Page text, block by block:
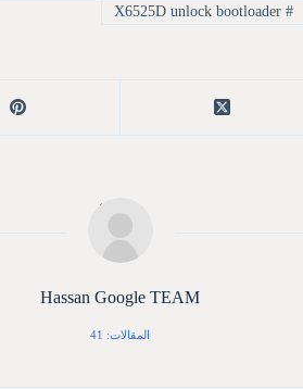
#
X6525D unlock bootloader
Hassan Google TEAM
المقالات: 41